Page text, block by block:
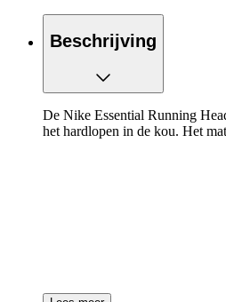
Beschrijving
De Nike Essential Running
het hardlopen in de kou. Het